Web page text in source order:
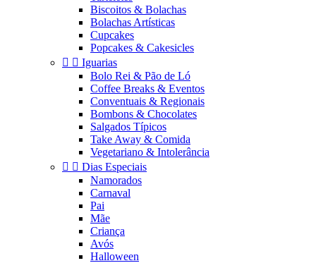
Biscoitos & Bolachas
Bolachas Artísticas
Cupcakes
Popcakes & Cakesicles
  Iguarias
Bolo Rei & Pão de Ló
Coffee Breaks & Eventos
Conventuais & Regionais
Bombons & Chocolates
Salgados Típicos
Take Away & Comida
Vegetariano & Intolerância
  Dias Especiais
Namorados
Carnaval
Pai
Mãe
Criança
Avós
Halloween